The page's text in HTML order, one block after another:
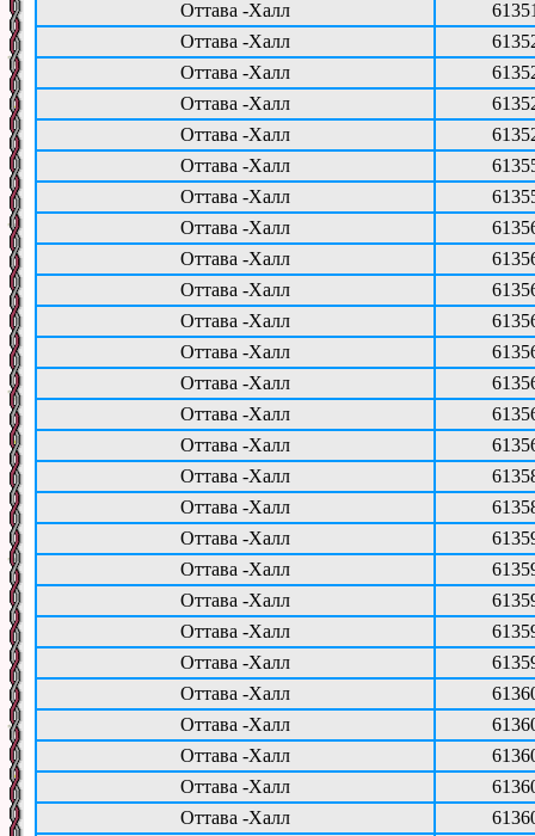
Оттава -Халл
Оттава -Халл
Оттава -Халл
Оттава -Халл
Оттава -Халл
Оттава -Халл
Оттава -Халл
Оттава -Халл
Оттава -Халл
Оттава -Халл
Оттава -Халл
Оттава -Халл
Оттава -Халл
Оттава -Халл
Оттава -Халл
Оттава -Халл
Оттава -Халл
Оттава -Халл
Оттава -Халл
Оттава -Халл
Оттава -Халл
Оттава -Халл
Оттава -Халл
Оттава -Халл
Оттава -Халл
Оттава -Халл
Оттава -Халл